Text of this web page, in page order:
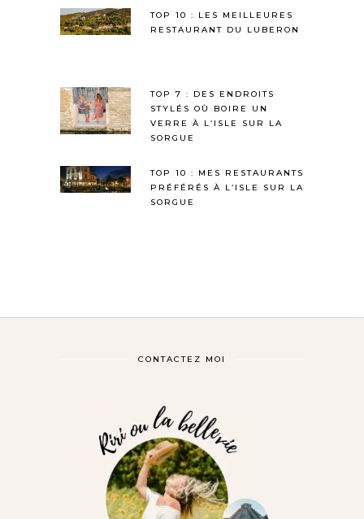
TOP 10 : LES MEILLEURES
RESTAURANT DU LUBERON
TOP 7 : DES ENDROITS
STYLÉS OÙ BOIRE UN
VERRE À L’ISLE SUR LA
SORGUE
TOP 10 : MES RESTAURANTS
PRÉFÉRÉS À L’ISLE SUR LA
SORGUE
CONTACTEZ MOI